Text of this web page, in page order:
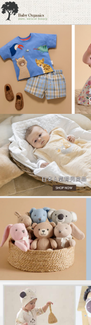
首頁
澳洲Purebaby有機棉
日本品牌育兒配件
韓國Merebe寶寶配件
嬰兒
女生
男生
禮品
服務據點
品牌故事
客服專區